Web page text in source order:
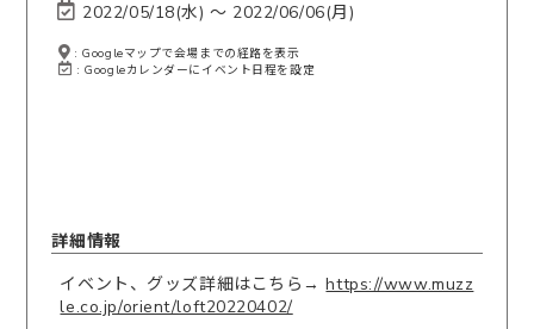
2022/05/18(水) 〜 2022/06/06(月)
: Googleマップで会場までの経路を表示
: Googleカレンダーにイベント日程を設定
詳細情報
イベント、グッズ詳細はこちら→https://www.muzz
le.co.jp/orient/loft20220402/